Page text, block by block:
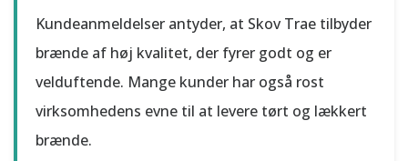
Kundeanmeldelser antyder, at Skov Trae tilbyder
brænde af høj kvalitet, der fyrer godt og er
velduftende. Mange kunder har også rost
virksomhedens evne til at levere tørt og lækkert
brænde.